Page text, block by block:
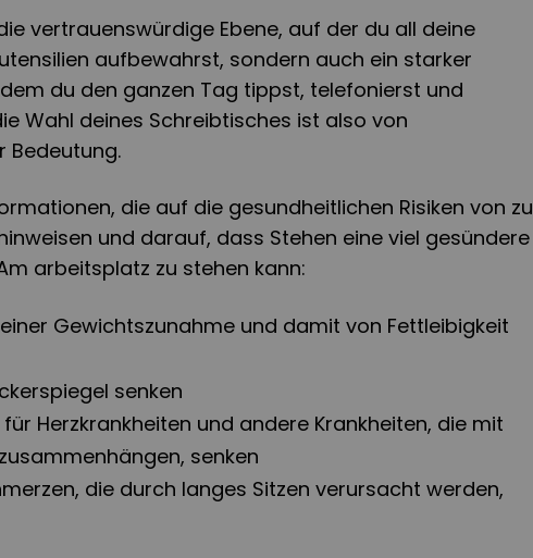
vertrauenswürdige Ebene, auf der du all deine
aufbewahrst, sondern auch ein starker
du den ganzen Tag tippst, telefonierst und
Wahl deines Schreibtisches ist also von
Bedeutung.
die auf die gesundheitlichen Risiken von zu
und darauf, dass Stehen eine viel gesündere
arbeitsplatz zu stehen kann:
einer Gewichtszunahme und damit von Fettleibigkeit
senken
für Herzkrankheiten und andere Krankheiten, die mit
senken
die durch langes Sitzen verursacht werden,